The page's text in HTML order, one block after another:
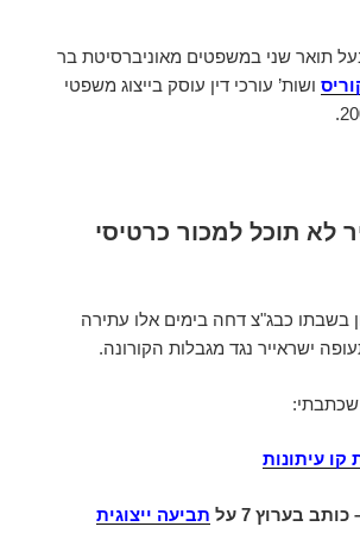
תואר שני במשפטים מאוניברסיטת בר
ושות’ עורכי דין עוסק בייצוג משפטי
לא תוכל למכור כרטיסי
בשבתו כבג"צ דחה בימים אלו עתירה
ישראייר נגד מגבלות הקורונה.
קו עיתונות
כותב בערוץ 7 על תביעה ייצוגית